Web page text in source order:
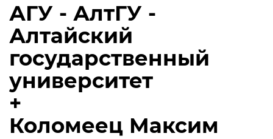
АГУ - АлтГУ -
Алтайский
государственный
университет
+
Коломеец Максим